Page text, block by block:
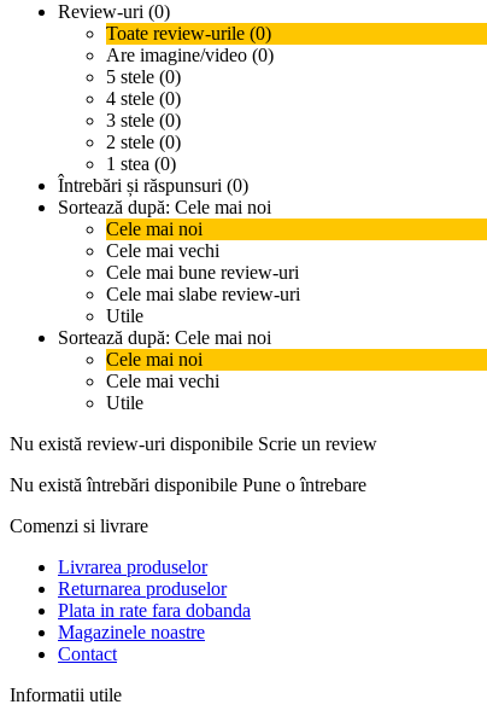
Review-uri (0)
Toate review-urile (0)
Are imagine/video (0)
5 stele (0)
4 stele (0)
3 stele (0)
2 stele (0)
1 stea (0)
Întrebări și răspunsuri (0)
Sortează după: Cele mai noi
Cele mai noi
Cele mai vechi
Cele mai bune review-uri
Cele mai slabe review-uri
Utile
Sortează după: Cele mai noi
Cele mai noi
Cele mai vechi
Utile
Nu există review-uri disponibile Scrie un review
Nu există întrebări disponibile Pune o întrebare
Comenzi si livrare
Livrarea produselor
Returnarea produselor
Plata in rate fara dobanda
Magazinele noastre
Contact
Informatii utile